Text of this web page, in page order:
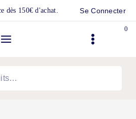
dès 150€ d'achat. Se Connecter
0